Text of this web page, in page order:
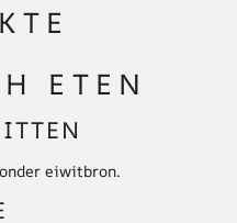
ETEN
eiwitbron.